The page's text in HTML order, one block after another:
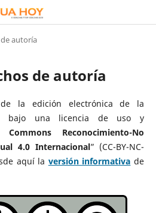
autoría
de autoría
la edición electrónica de la
bajo una licencia de uso y
Commons Reconocimiento-No
4.0 Internacional” (CC-BY-NC-
aquí la versión informativa de